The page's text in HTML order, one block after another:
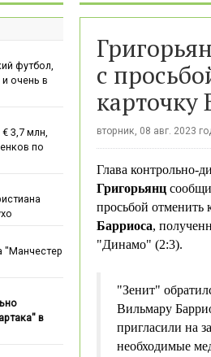
с
карточку
вторник, 08 авг. 2023
Глава контрольно-
Григорьянц
просьбой отменить
Барриоса,
"Динамо" (2:3).
"Зенит"
Вильмару
пригласили на
необходимые
футбол,
очень в
3,7 млн,
по
"Манчестер
в